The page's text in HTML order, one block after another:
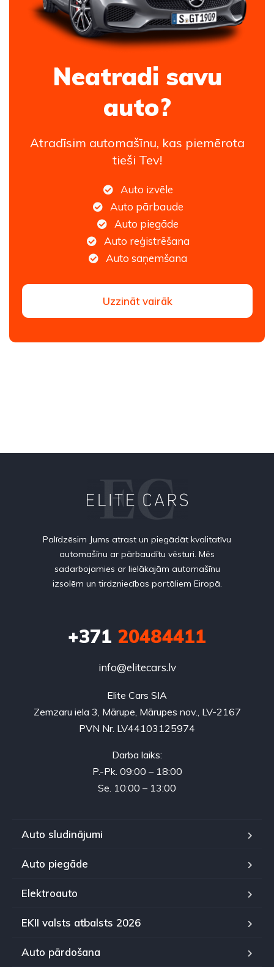
Neatradi savu
auto?
Atradīsim automašīnu, kas piemērota
tieši Tev!
Auto izvēle
Auto pārbaude
Auto piegāde
Auto reģistrēšana
Auto saņemšana
Uzzināt vairāk
Palīdzēsim Jums atrast un piegādāt kvalitatīvu
automašīnu ar pārbaudītu vēsturi. Mēs
sadarbojamies ar lielākajām automašīnu
izsolēm un tirdzniecības portāliem Eiropā.
+371 20484411
info@elitecars.lv
Elite Cars SIA
Zemzaru iela 3, Mārupe, Mārupes nov., LV-2167
PVN Nr. LV44103125974
Darba laiks:
P.-Pk. 09:00 – 18:00
Se. 10:00 – 13:00
Auto sludinājumi
Auto piegāde
Elektroauto
EKII valsts atbalsts 2026
Auto pārdošana